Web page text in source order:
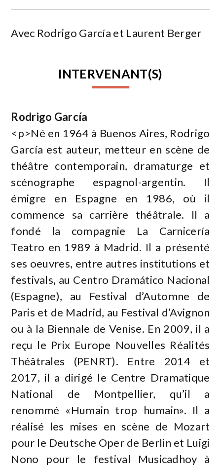
Avec Rodrigo García et Laurent Berger
INTERVENANT(S)
Rodrigo García
<p>Né en 1964 à Buenos Aires, Rodrigo
García est auteur, metteur en scène de
théâtre contemporain, dramaturge et
scénographe espagnol-argentin. Il
émigre en Espagne en 1986, où il
commence sa carrière théâtrale. Il a
fondé la compagnie La Carnicería
Teatro en 1989 à Madrid. Il a présenté
ses oeuvres, entre autres institutions et
festivals, au Centro Dramático Nacional
(Espagne), au Festival d’Automne de
Paris et de Madrid, au Festival d’Avignon
ou à la Biennale de Venise. En 2009, il a
reçu le Prix Europe Nouvelles Réalités
Théâtrales (PENRT). Entre 2014 et
2017, il a dirigé le Centre Dramatique
National de Montpellier, qu’il a
renommé «Humain trop humain». Il a
réalisé les mises en scène de Mozart
pour le Deutsche Oper de Berlin et Luigi
Nono pour le festival Musicadhoy à